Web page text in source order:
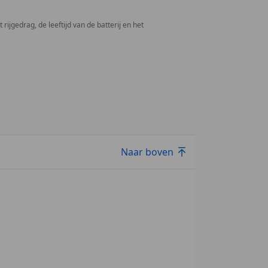
rijgedrag, de leeftijd van de batterij en het
Naar boven